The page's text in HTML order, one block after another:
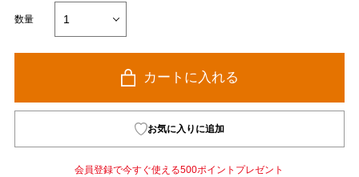
数量
カートに入れる
お気に入りに追加
会員登録で今すぐ使える500ポイントプレゼント